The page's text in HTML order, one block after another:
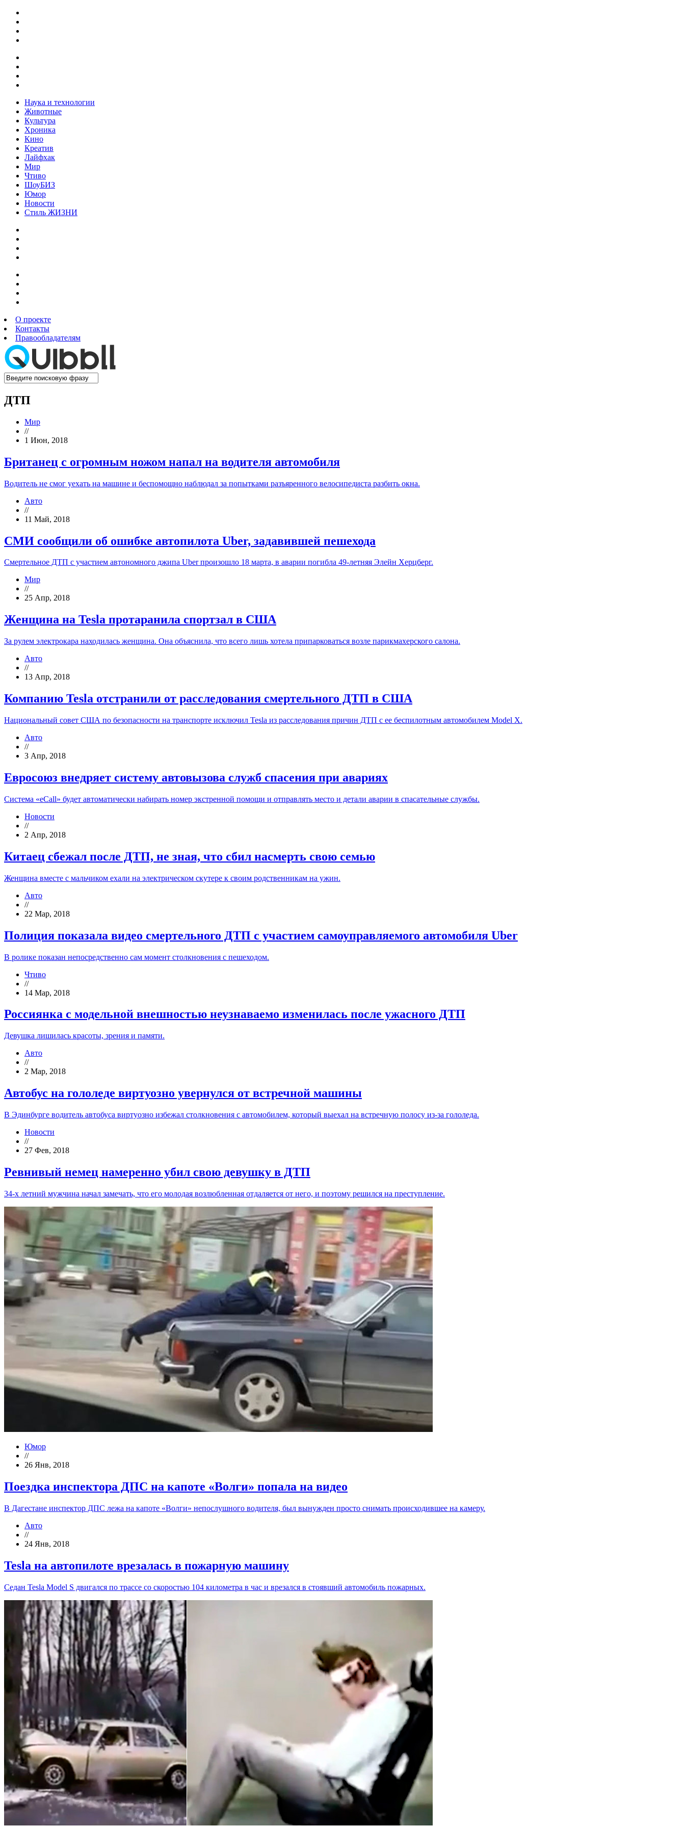
Наука и технологии
Животные
Культура
Хроника
Кино
Креатив
Лайфхак
Мир
Чтиво
ШоуБИЗ
Юмор
Новости
Стиль ЖИЗНИ
О проекте
Контакты
Правообладателям
ДТП
Мир
//
1 Июн, 2018
Британец с огромным ножом напал на водителя автомобиля
Водитель не смог уехать на машине и беспомощно наблюдал за попытками разъяренного велосипедиста разбить окна.
Авто
//
11 Май, 2018
СМИ сообщили об ошибке автопилота Uber, задавившей пешехода
Смертельное ДТП с участием автономного джипа Uber произошло 18 марта, в аварии погибла 49-летняя Элейн Херцберг.
Мир
//
25 Апр, 2018
Женщина на Tesla протаранила спортзал в США
За рулем электрокара находилась женщина. Она объяснила, что всего лишь хотела припарковаться возле парикмахерского салона.
Авто
//
13 Апр, 2018
Компанию Tesla отстранили от расследования смертельного ДТП в США
Национальный совет США по безопасности на транспорте исключил Tesla из расследования причин ДТП с ее беспилотным автомобилем Model X.
Авто
//
3 Апр, 2018
Евросоюз внедряет систему автовызова служб спасения при авариях
Система «eCall» будет автоматически набирать номер экстренной помощи и отправлять место и детали аварии в спасательные службы.
Новости
//
2 Апр, 2018
Китаец сбежал после ДТП, не зная, что сбил насмерть свою семью
Женщина вместе с мальчиком ехали на электрическом скутере к своим родственникам на ужин.
Авто
//
22 Мар, 2018
Полиция показала видео смертельного ДТП с участием самоуправляемого автомобиля Uber
В ролике показан непосредственно сам момент столкновения с пешеходом.
Чтиво
//
14 Мар, 2018
Россиянка с модельной внешностью неузнаваемо изменилась после ужасного ДТП
Девушка лишилась красоты, зрения и памяти.
Авто
//
2 Мар, 2018
Автобус на гололеде виртуозно увернулся от встречной машины
В Эдинбурге водитель автобуса виртуозно избежал столкновения с автомобилем, который выехал на встречную полосу из-за гололеда.
Новости
//
27 Фев, 2018
Ревнивый немец намеренно убил свою девушку в ДТП
34-х летний мужчина начал замечать, что его молодая возлюбленная отдаляется от него, и поэтому решился на преступление.
Юмор
//
26 Янв, 2018
Поездка инспектора ДПС на капоте «Волги» попала на видео
В Дагестане инспектор ДПС лежа на капоте «Волги» непослушного водителя, был вынужден просто снимать происходившее на камеру.
Авто
//
24 Янв, 2018
Tesla на автопилоте врезалась в пожарную машину
Седан Tesla Model S двигался по трассе со скоростью 104 километра в час и врезался в стоявший автомобиль пожарных.